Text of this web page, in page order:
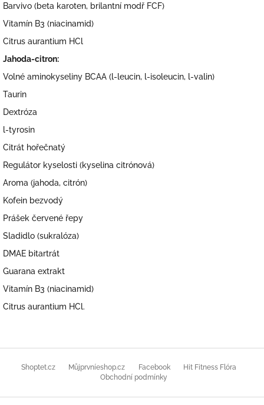
Barvivo (beta karoten, brilantní modř FCF)
Vitamín B3 (niacinamid)
Citrus aurantium HCl
Jahoda-citron:
Volné aminokyseliny BCAA (l-leucin, l-isoleucin, l-valin)
Taurin
Dextróza
l-tyrosin
Citrát hořečnatý
Regulátor kyselosti (kyselina citrónová)
Aroma (jahoda, citrón)
Kofein bezvodý
Prášek červené řepy
Sladidlo (sukralóza)
DMAE bitartrát
Guarana extrakt
Vitamín B3 (niacinamid)
Citrus aurantium HCl.
Shoptet.cz Můjprvníeshop.cz Facebook
Hit Fitness Flóra
Obchodní podmínky